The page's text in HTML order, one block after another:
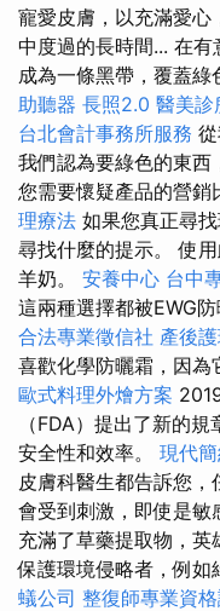
寵愛皮膚，以充滿愛心
中度過的長時間... 在有
成為一條黑帶，覆蓋
助聽器 長照2.0 醫美診
台北會計事務所服務
我們認為要綠色的東西
您需要懷疑產品的營銷
理療法 如果您真正尋
尋找什麼的提示。 使
羊奶。 安養中心 台中
這兩種選擇都被EWG
合法專業徵信社 產後
喜歡化學防曬霜，因為
歐式料理外燴方案
（FDA）提出了新的
安全性和效率。 現代
皮膚科醫生都告訴您
會受到刺激，即使是敏
充滿了草藥提取物，
保護環境侵略者，例如
蟻公司 整復師專業資